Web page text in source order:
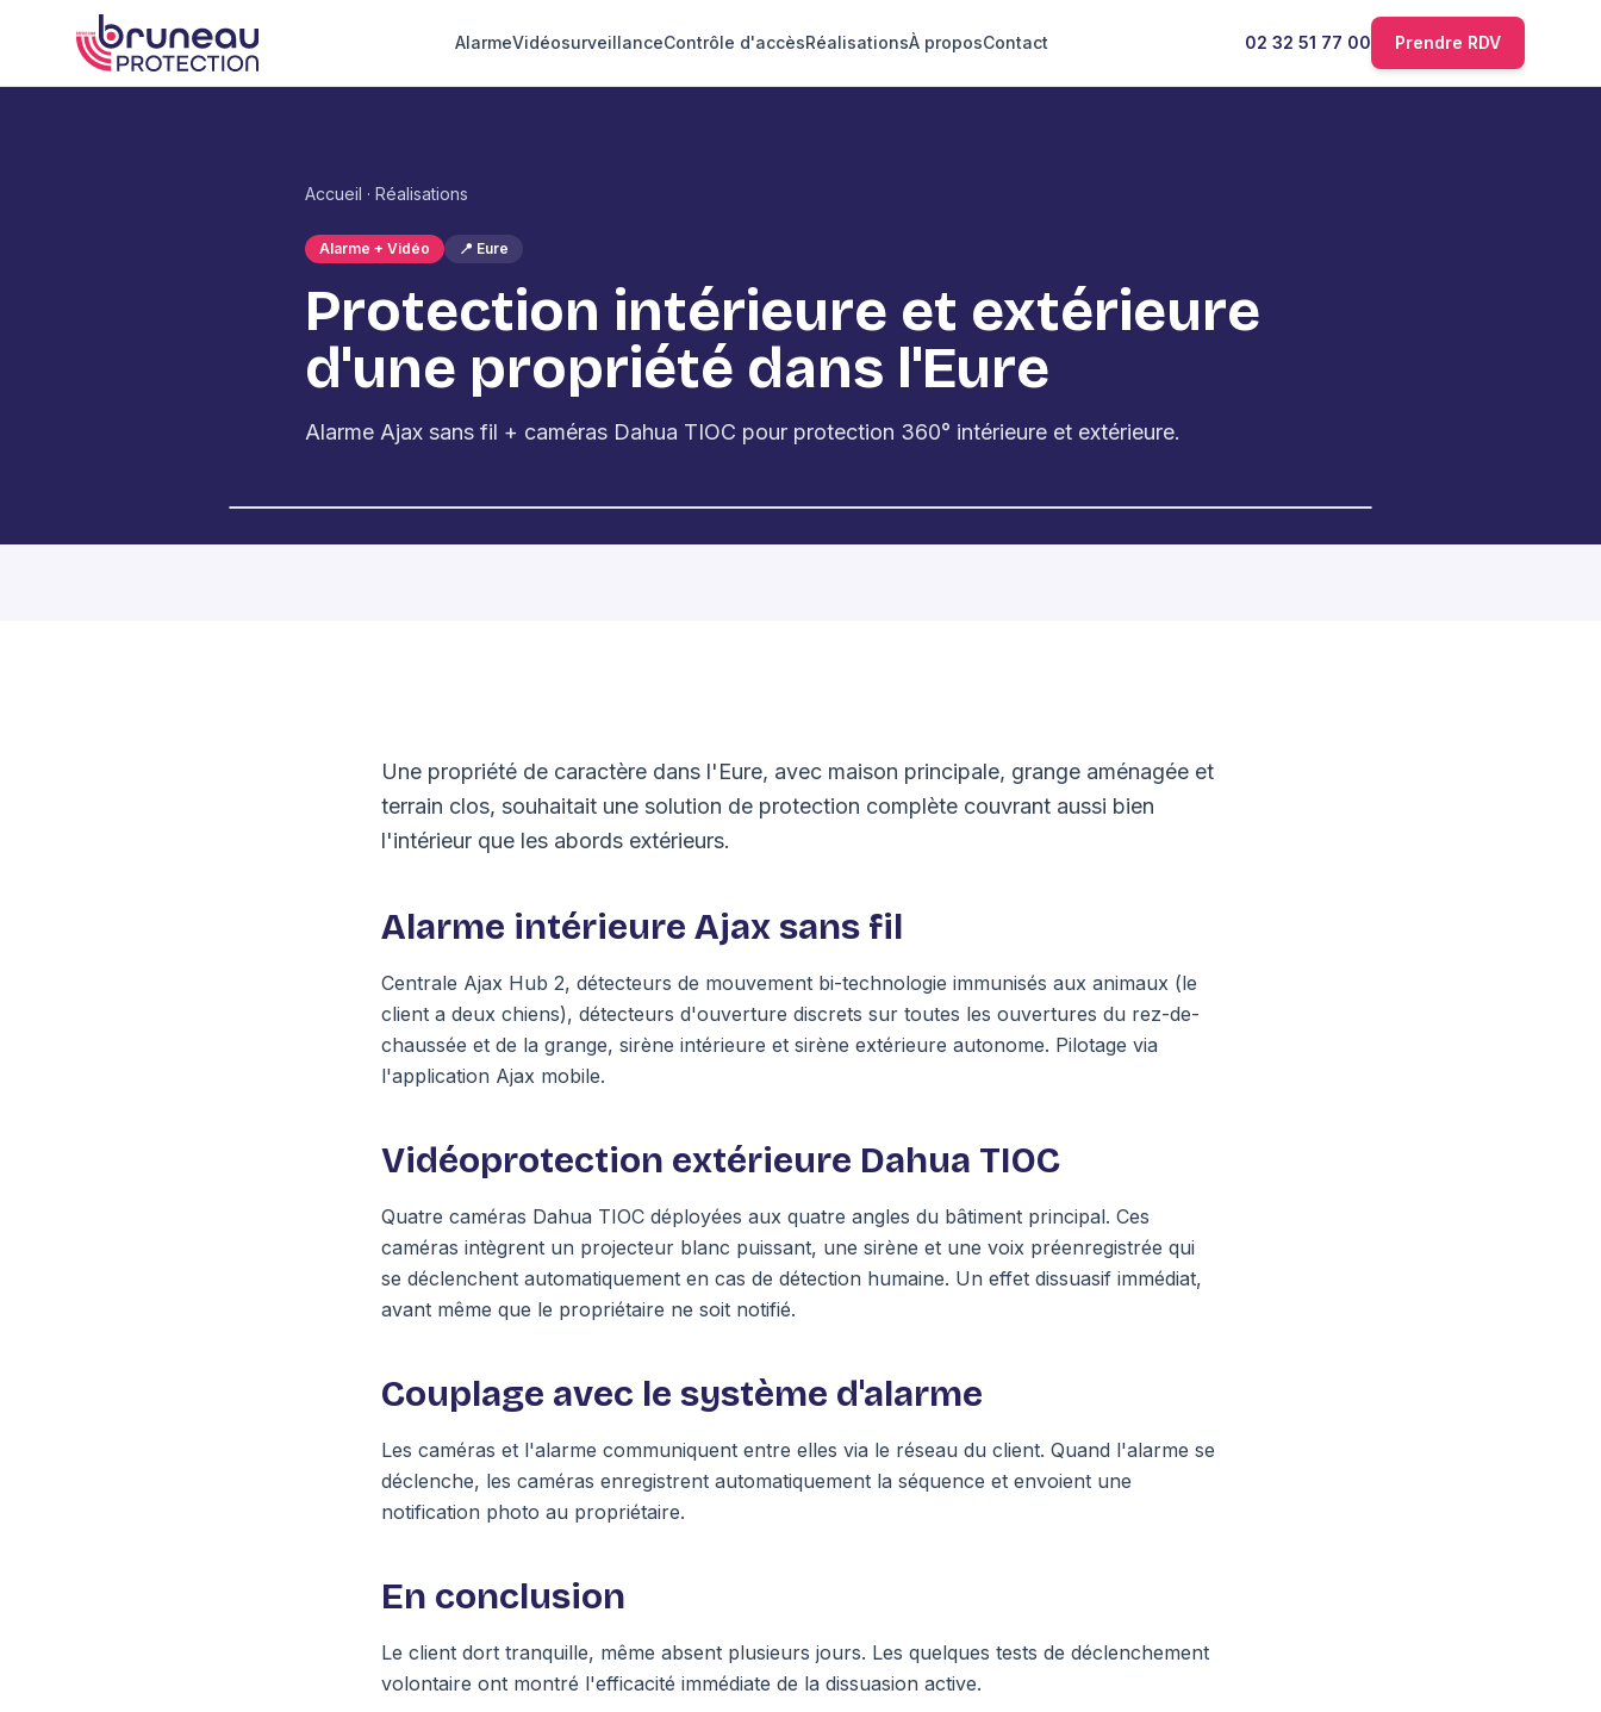
Aller au contenu
Bruneau Protection · Sécurité électronique depuis 1988
AlarmeVidéosurveillanceContrôle d'accèsRéalisationsÀ proposContact 02 32 51 77 00 Prendre RDV
Accueil · Réalisations
Alarme + Vidéo 📍 Eure
Protection intérieure et extérieure
d'une propriété dans l'Eure
Alarme Ajax sans fil + caméras Dahua TIOC pour protection 360° intérieure et extérieure.
Une propriété de caractère dans l'Eure, avec maison principale, grange aménagée et
terrain clos, souhaitait une solution de protection complète couvrant aussi bien
l'intérieur que les abords extérieurs.
Alarme intérieure Ajax sans fil
Centrale Ajax Hub 2, détecteurs de mouvement bi-technologie immunisés aux animaux (le
client a deux chiens), détecteurs d'ouverture discrets sur toutes les ouvertures du rez-de-
chaussée et de la grange, sirène intérieure et sirène extérieure autonome. Pilotage via
l'application Ajax mobile.
Vidéoprotection extérieure Dahua TIOC
Quatre caméras Dahua TIOC déployées aux quatre angles du bâtiment principal. Ces
caméras intègrent un projecteur blanc puissant, une sirène et une voix préenregistrée qui
se déclenchent automatiquement en cas de détection humaine. Un effet dissuasif immédiat,
avant même que le propriétaire ne soit notifié.
Couplage avec le système d'alarme
Les caméras et l'alarme communiquent entre elles via le réseau du client. Quand l'alarme se
déclenche, les caméras enregistrent automatiquement la séquence et envoient une
notification photo au propriétaire.
En conclusion
Le client dort tranquille, même absent plusieurs jours. Les quelques tests de déclenchement
volontaire ont montré l'efficacité immédiate de la dissuasion active.